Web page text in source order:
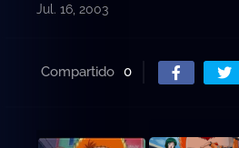
Jul. 16, 2003
Compartido 0